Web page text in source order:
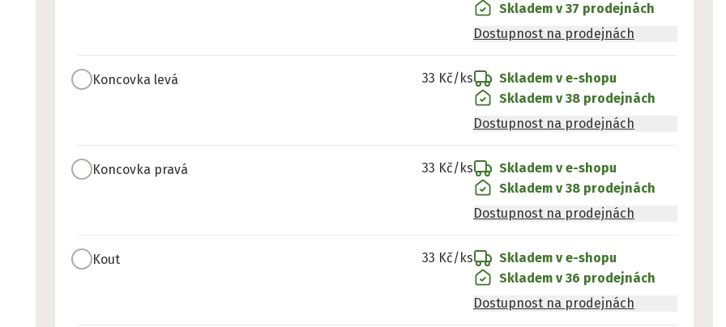
Skladem v 37 prodejnách
Dostupnost na prodejnách
Koncovka levá 33 Kč/ks
Skladem v e-shopu
Skladem v 38 prodejnách
Dostupnost na prodejnách
Koncovka pravá 33 Kč/ks
Skladem v e-shopu
Skladem v 38 prodejnách
Dostupnost na prodejnách
Kout 33 Kč/ks
Skladem v e-shopu
Skladem v 36 prodejnách
Dostupnost na prodejnách